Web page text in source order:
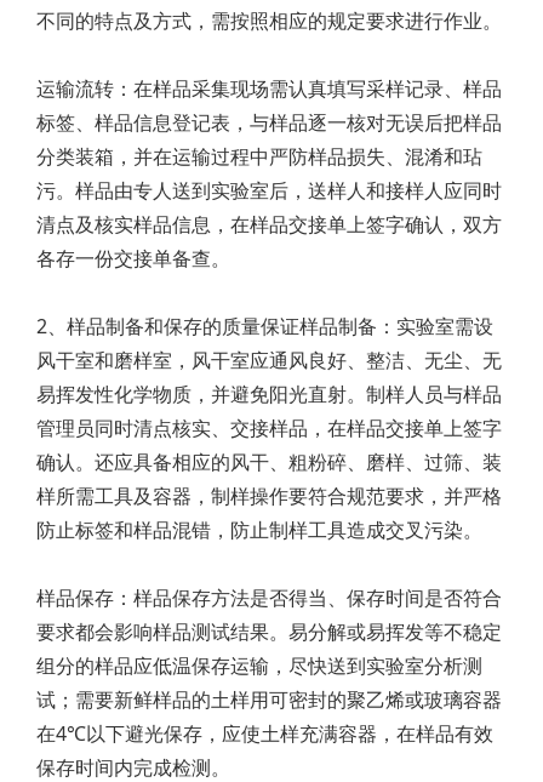
不同的特点及方式，需按照相应的规定要求进行作业。
运输流转：在样品采集现场需认真填写采样记录、样品
标签、样品信息登记表，与样品逐一核对无误后把样品
分类装箱，并在运输过程中严防样品损失、混淆和玷
污。样品由专人送到实验室后，送样人和接样人应同时
清点及核实样品信息，在样品交接单上签字确认，双方
各存一份交接单备查。
2、样品制备和保存的质量保证样品制备：实验室需设
风干室和磨样室，风干室应通风良好、整洁、无尘、无
易挥发性化学物质，并避免阳光直射。制样人员与样品
管理员同时清点核实、交接样品，在样品交接单上签字
确认。还应具备相应的风干、粗粉碎、磨样、过筛、装
样所需工具及容器，制样操作要符合规范要求，并严格
防止标签和样品混错，防止制样工具造成交叉污染。
样品保存：样品保存方法是否得当、保存时间是否符合
要求都会影响样品测试结果。易分解或易挥发等不稳定
组分的样品应低温保存运输，尽快送到实验室分析测
试；需要新鲜样品的土样用可密封的聚乙烯或玻璃容器
在4℃以下避光保存，应使土样充满容器，在样品有效
保存时间内完成检测。